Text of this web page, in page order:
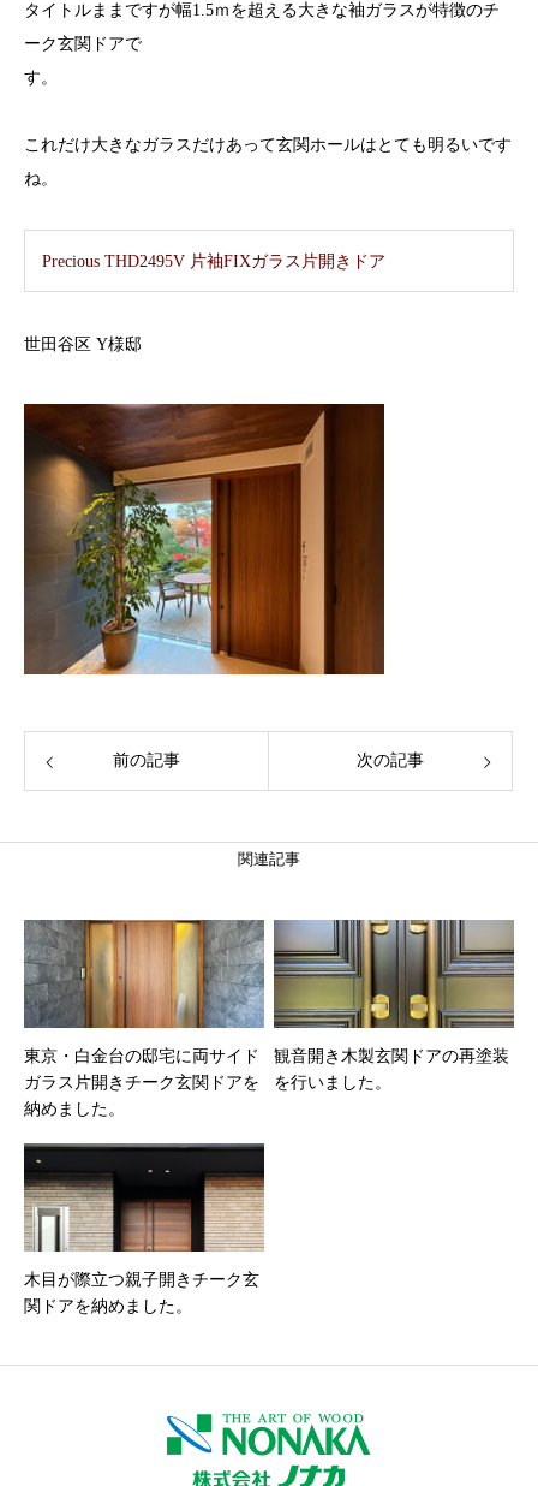
タイトルままですが幅1.5ｍを超える大きな袖ガラスが特徴のチ
ーク玄関ドアで
す。
これだけ大きなガラスだけあって玄関ホールはとても明るいです
ね。
Precious THD2495V 片袖FIXガラス片開きドア
世田谷区 Y様邸
前の記事 次の記事
関連記事
東京・白金台の邸宅に両サイド
ガラス片開きチーク玄関ドアを
納めました。
観音開き木製玄関ドアの再塗装
を行いました。
木目が際立つ親子開きチーク玄
関ドアを納めました。